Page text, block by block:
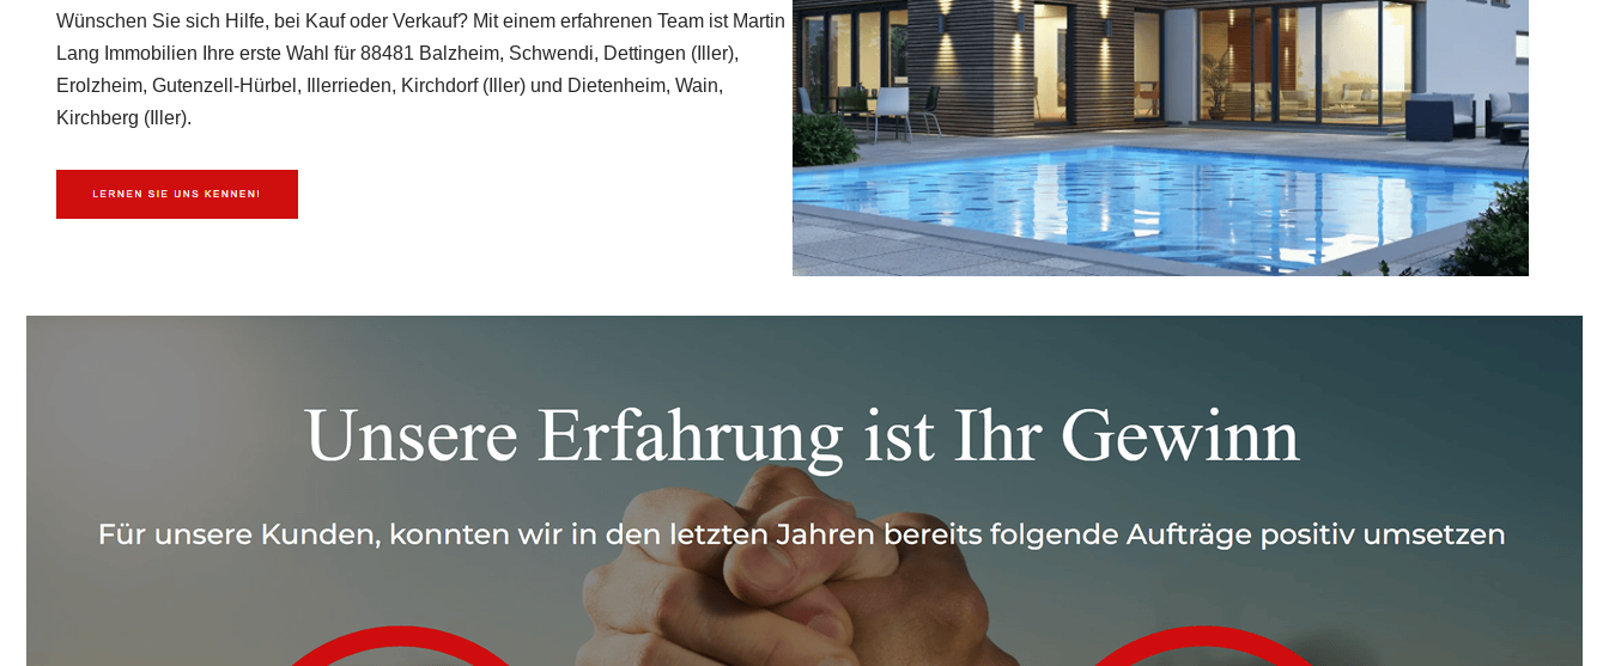
Wünschen Sie sich Hilfe, bei Kauf oder Verkauf? Mit einem erfahrenen Team ist Martin
Lang Immobilien Ihre erste Wahl für 88481 Balzheim, Schwendi, Dettingen (Iller),
Erolzheim, Gutenzell-Hürbel, Illerrieden, Kirchdorf (Iller) und Dietenheim, Wain,
Kirchberg (Iller).